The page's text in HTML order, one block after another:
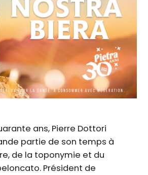
ans, Pierre Dottori
partie de son temps à
de la toponymie et du
Président de